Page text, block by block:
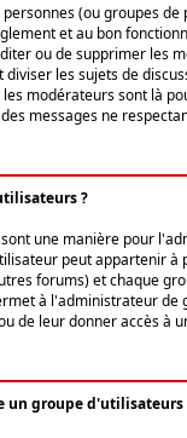
(ou groupes
et au bon
ou de supprimer les
les sujets de
modérateurs sont là
messages ne
?
une manière pour
peut appartenir à
forums) et chaque
à l'administrateur
de leur donner accès à
un groupe d'utilisateurs